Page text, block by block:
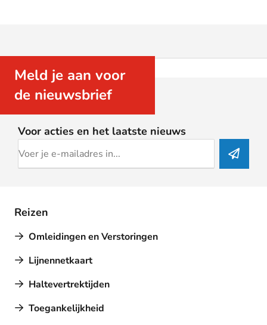
Meld je aan voor
de nieuwsbrief
Voor acties en het laatste nieuws
Reizen
Omleidingen en Verstoringen
Lijnennetkaart
Haltevertrektijden
Toegankelijkheid